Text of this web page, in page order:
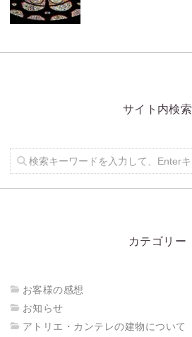
サイト内検索
カテゴリー
お客様の感想
お知らせ
アトリエ・カンテレの建物について